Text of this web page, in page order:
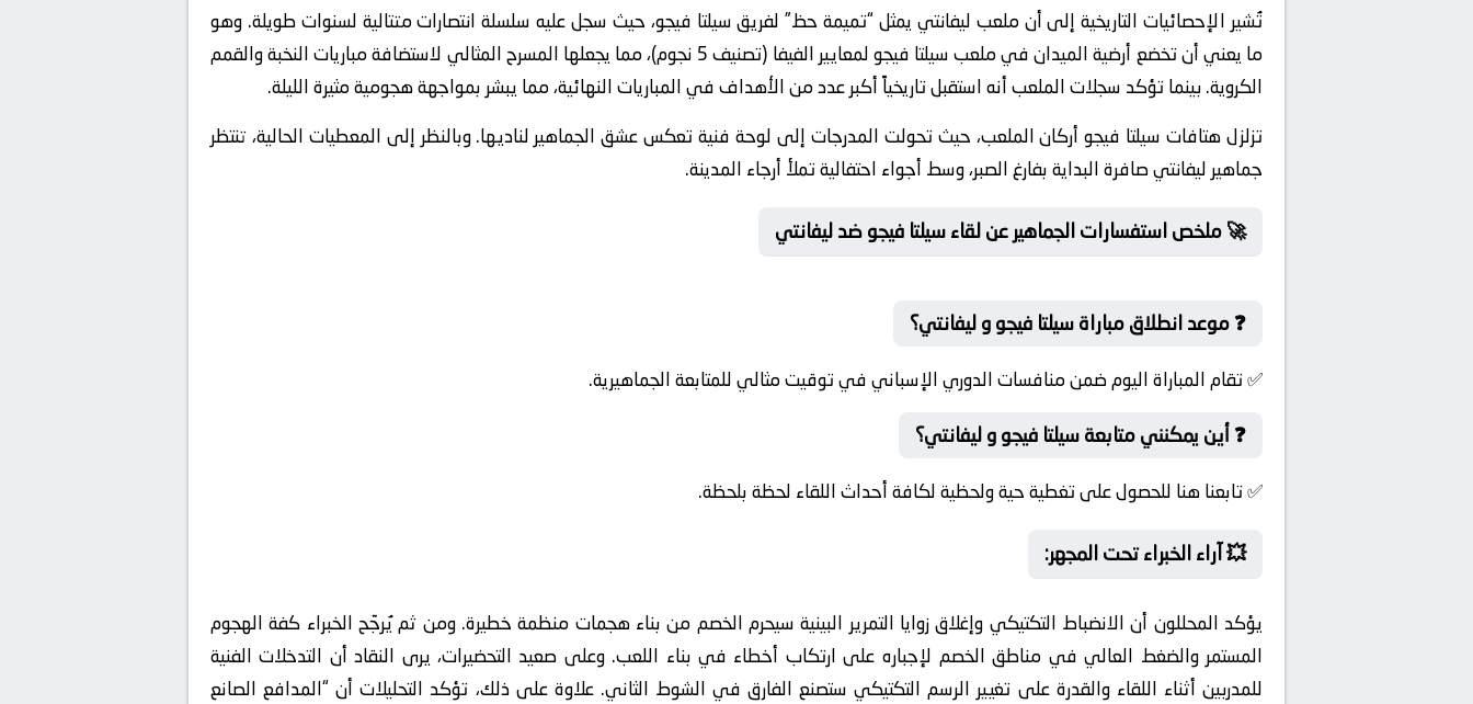
تُشير الإحصائيات التاريخية إلى أن ملعب ليفانتي يمثل “تميمة حظ” لفريق سيلتا فيجو، حيث سجل عليه سلسلة انتصارات متتالية لسنوات طويلة. وهو
ما يعني أن تخضع أرضية الميدان في ملعب سيلتا فيجو لمعايير الفيفا (تصنيف 5 نجوم)، مما يجعلها المسرح المثالي لاستضافة مباريات النخبة والقمم
الكروية. بينما تؤكد سجلات الملعب أنه استقبل تاريخياً أكبر عدد من الأهداف في المباريات النهائية، مما يبشر بمواجهة هجومية مثيرة الليلة.
تزلزل هتافات سيلتا فيجو أركان الملعب، حيث تحولت المدرجات إلى لوحة فنية تعكس عشق الجماهير لناديها. وبالنظر إلى المعطيات الحالية، تنتظر
جماهير ليفانتي صافرة البداية بفارغ الصبر، وسط أجواء احتفالية تملأ أرجاء المدينة.
🚀 ملخص استفسارات الجماهير عن لقاء سيلتا فيجو ضد ليفانتي
❓ موعد انطلاق مباراة سيلتا فيجو و ليفانتي؟
✅ تقام المباراة اليوم ضمن منافسات الدوري الإسباني في توقيت مثالي للمتابعة الجماهيرية.
❓ أين يمكنني متابعة سيلتا فيجو و ليفانتي؟
✅ تابعنا هنا للحصول على تغطية حية ولحظية لكافة أحداث اللقاء لحظة بلحظة.
💥 آراء الخبراء تحت المجهر:
يؤكد المحللون أن الانضباط التكتيكي وإغلاق زوايا التمرير البينية سيحرم الخصم من بناء هجمات منظمة خطيرة. ومن ثم يُرجّح الخبراء كفة الهجوم
المستمر والضغط العالي في مناطق الخصم لإجباره على ارتكاب أخطاء في بناء اللعب. وعلى صعيد التحضيرات، يرى النقاد أن التدخلات الفنية
للمدربين أثناء اللقاء والقدرة على تغيير الرسم التكتيكي ستصنع الفارق في الشوط الثاني. علاوة على ذلك، تؤكد التحليلات أن “المدافع الصانع